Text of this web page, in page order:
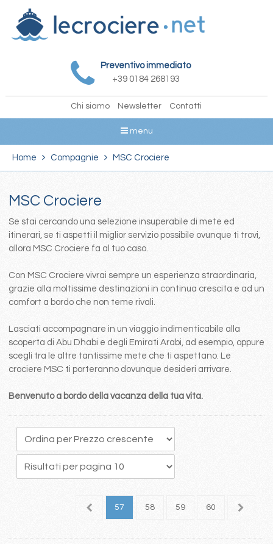
Preventivo immediato
+39 0184 268193
Chi siamo Newsletter Contatti
menu
Home Compagnie MSC Crociere
MSC Crociere
Se stai cercando una selezione insuperabile di mete ed
itinerari, se ti aspetti il miglior servizio possibile ovunque ti trovi,
allora MSC Crociere fa al tuo caso.
Con MSC Crociere vivrai sempre un esperienza straordinaria,
grazie alla moltissime destinazioni in continua crescita e ad un
comfort a bordo che non teme rivali.
Lasciati accompagnare in un viaggio indimenticabile alla
scoperta di Abu Dhabi e degli Emirati Arabi, ad esempio, oppure
scegli tra le altre tantissime mete che ti aspettano. Le
crociere MSC ti porteranno dovunque desideri arrivare.
Benvenuto a bordo della vacanza della tua vita.
56 57 58 59 60 61